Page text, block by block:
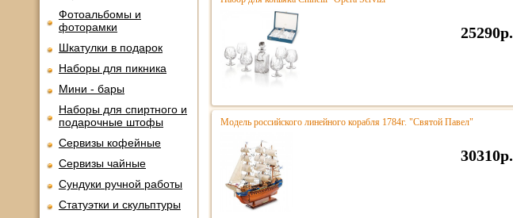
Фотоальбомы и
фоторамки
Шкатулки в подарок
Наборы для пикника
Мини - бары
Наборы для спиртного и
подарочные штофы
Сервизы кофейные
Сервизы чайные
Сундуки ручной работы
Статуэтки и скульптуры
25290р.
Модель российского линейного корабля 1784г. "Святой Павел"
30310р.